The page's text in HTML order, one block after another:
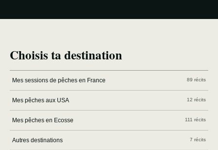
Choisis ta destination
Mes sessions de pêches en France 89 récits
Mes pêches aux USA 12 récits
Mes pêches en Ecosse 111 récits
Autres destinations 7 récits